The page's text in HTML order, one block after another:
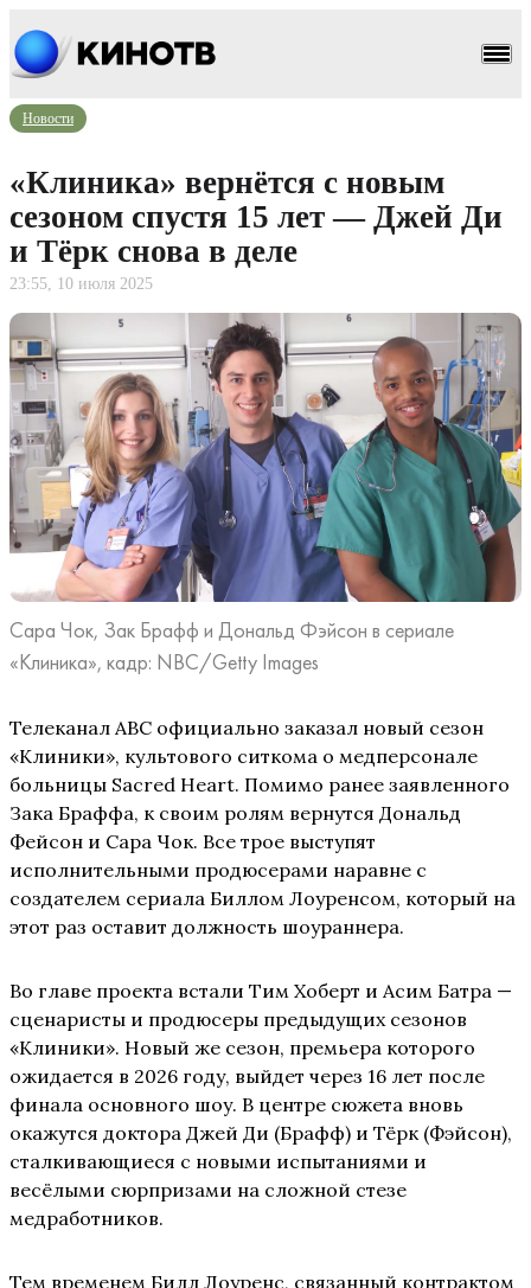
Новости
«Клиника» вернётся с новым
сезоном спустя 15 лет — Джей Ди
и Тёрк снова в деле
23:55, 10 июля 2025
Сара Чок, Зак Брафф и Дональд Фэйсон в сериале
«Клиника», кадр: NBC/Getty Images
Телеканал ABC официально заказал новый сезон
«Клиники», культового ситкома о медперсонале
больницы Sacred Heart. Помимо ранее заявленного
Зака Браффа, к своим ролям вернутся Дональд
Фейсон и Сара Чок. Все трое выступят
исполнительными продюсерами наравне с
создателем сериала Биллом Лоуренсом, который на
этот раз оставит должность шоураннера.
Во главе проекта встали Тим Хоберт и Асим Батра —
сценаристы и продюсеры предыдущих сезонов
«Клиники». Новый же сезон, премьера которого
ожидается в 2026 году, выйдет через 16 лет после
финала основного шоу. В центре сюжета вновь
окажутся доктора Джей Ди (Брафф) и Тёрк (Фэйсон),
сталкивающиеся с новыми испытаниями и
весёлыми сюрпризами на сложной стезе
медработников.
Тем временем Билл Лоуренс, связанный контрактом